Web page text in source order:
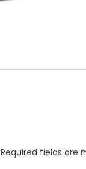
Required fields are